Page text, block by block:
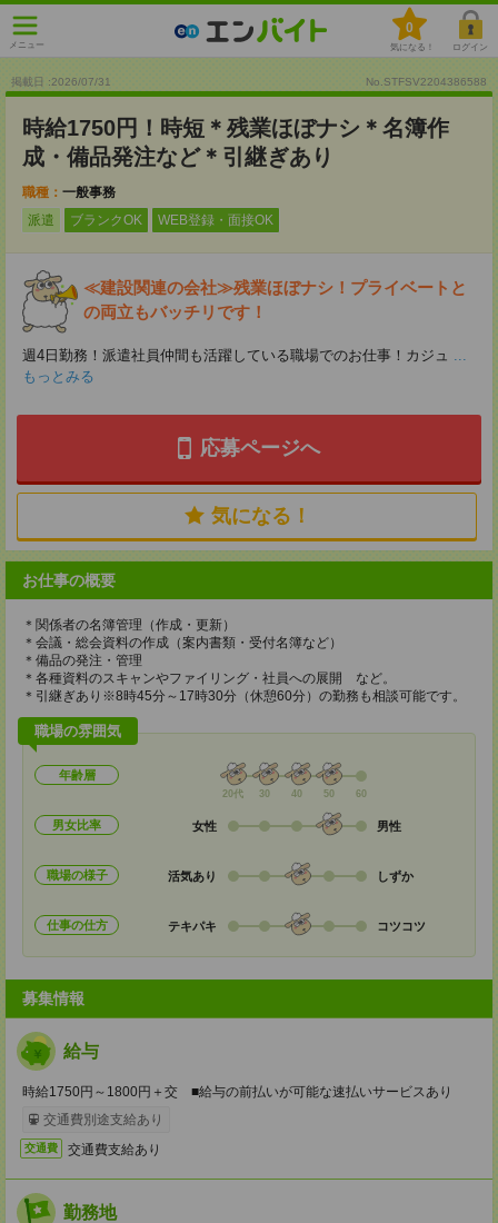
メニュー
0
気になる！ ログイン
掲載日 :2026/07/31 No.STFSV2204386588
時給1750円！時短＊残業ほぼナシ＊名簿作
成・備品発注など＊引継ぎあり
職種： 一般事務
派遣
ブランクOK WEB登録・面接OK
≪建設関連の会社≫残業ほぼナシ！プライベートと
の両立もバッチリです！
週4日勤務！派遣社員仲間も活躍している職場でのお仕事！カジュ ...
もっとみる
応募ページへ
気になる！
お仕事の概要
＊関係者の名簿管理（作成・更新）
＊会議・総会資料の作成（案内書類・受付名簿など）
＊備品の発注・管理
＊各種資料のスキャンやファイリング・社員への展開 など。
＊引継ぎあり※8時45分～17時30分（休憩60分）の勤務も相談可能です。
職場の雰囲気
年齢層
20代 30 40 50 60
男女比率 女性 男性
職場の様子 活気あり しずか
仕事の仕方 テキパキ コツコツ
募集情報
給与
時給1750円～1800円＋交 ■給与の前払いが可能な速払いサービスあり
交通費別途支給あり
交通費 交通費支給あり
勤務地